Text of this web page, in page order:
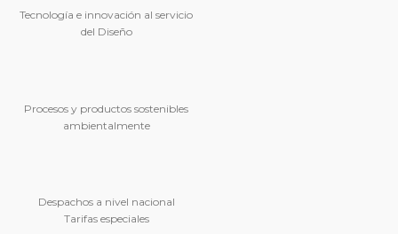
Tecnología e innovación al servicio
del Diseño
Procesos y productos sostenibles
ambientalmente
Despachos a nivel nacional
Tarifas especiales